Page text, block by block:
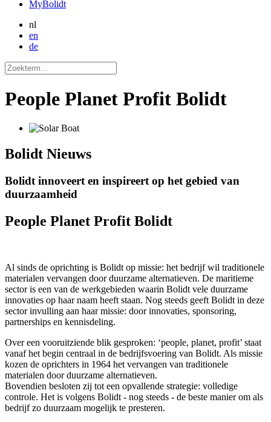
MyBolidt
nl
en
de
People Planet Profit Bolidt
Bolidt Nieuws
Bolidt innoveert en inspireert op het gebied van
duurzaamheid
People Planet Profit Bolidt
Al sinds de oprichting is Bolidt op missie: het bedrijf wil traditionele
materialen vervangen door duurzame alternatieven. De maritieme
sector is een van de werkgebieden waarin Bolidt vele duurzame
innovaties op haar naam heeft staan. Nog steeds geeft Bolidt in deze
sector invulling aan haar missie: door innovaties, sponsoring,
partnerships en kennisdeling.
Over een vooruitziende blik gesproken: ‘people, planet, profit’ staat
vanaf het begin centraal in de bedrijfsvoering van Bolidt. Als missie
kozen de oprichters in 1964 het vervangen van traditionele
materialen door duurzame alternatieven.
Bovendien besloten zij tot een opvallende strategie: volledige
controle. Het is volgens Bolidt - nog steeds - de beste manier om als
bedrijf zo duurzaam mogelijk te presteren.